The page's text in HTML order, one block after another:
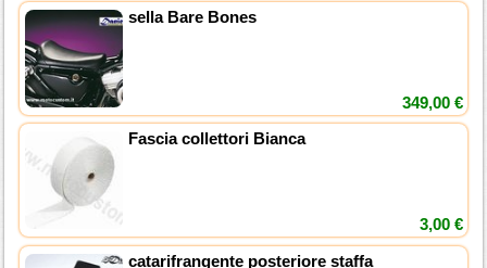
sella Bare Bones
349,00 €
Fascia collettori Bianca
3,00 €
catarifrangente posteriore staffa